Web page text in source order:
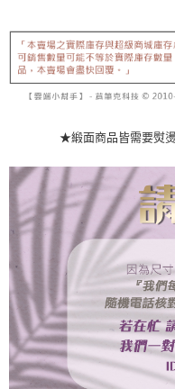
★緞面商品皆需要熨